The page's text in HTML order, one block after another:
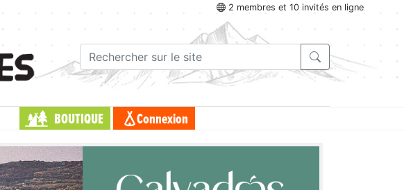
2 membres et 10 invités en ligne
BOUTIQUE Connexion